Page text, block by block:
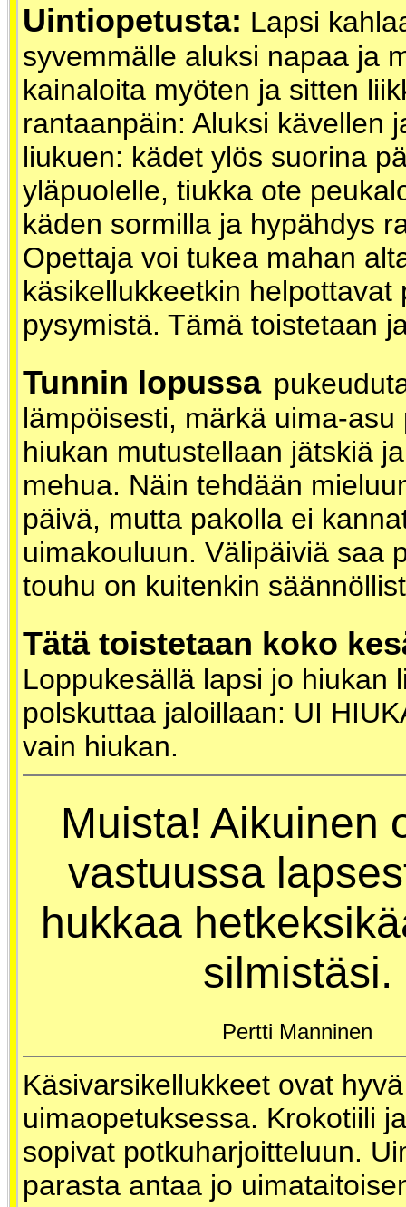
Uintiopetusta: Lapsi
syvemmälle aluksi napaa ja
kainaloita myöten ja sitten
rantaanpäin: Aluksi kävellen
liukuen: kädet ylös suorina
yläpuolelle, tiukka ote
käden sormilla ja hypähdys
Opettaja voi tukea mahan
käsikellukkeetkin helpottavat
pysymistä. Tämä toistetaan
Tunnin lopussa
lämpöisesti, märkä uima-asu
hiukan mutustellaan jätskiä
mehua. Näin tehdään
päivä, mutta pakolla ei
uimakouluun. Välipäiviä saa
touhu on kuitenkin
Tätä toistetaan koko
Loppukesällä lapsi jo hiukan
polskuttaa jaloillaan: UI
vain hiukan.
Muista! Aikuinen
vastuussa
hukkaa
silmistäsi.
Pertti Manninen
Käsivarsikellukkeet ovat
uimaopetuksessa. Krokotiili
sopivat potkuharjoitteluun.
parasta antaa jo